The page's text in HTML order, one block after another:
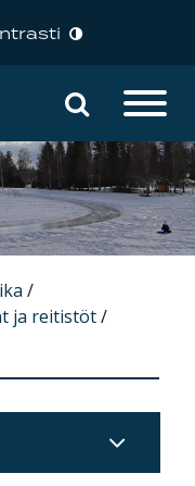
Hae
/
ja reitistöt/